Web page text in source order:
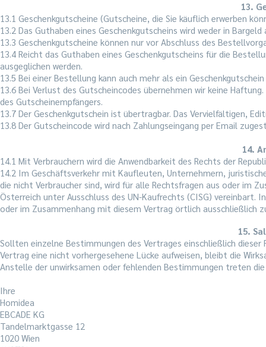
13.
13.1 Geschenkgutscheine (Gutscheine, die Sie käuflich erwerben
13.2 Das Guthaben eines Geschenkgutscheins wird weder in
13.3 Geschenkgutscheine können nur vor Abschluss des
13.4 Reicht das Guthaben eines Geschenkgutscheins für die
ausgeglichen werden.
13.5 Bei einer Bestellung kann auch mehr als ein
13.6 Bei Verlust des Gutscheincodes übernehmen wir keine
des Gutscheinempfängers.
13.7 Der Geschenkgutschein ist übertragbar. Das Vervielfältigen,
13.8 Der Gutscheincode wird nach Zahlungseingang per Email
14.
14.1 Mit Verbrauchern wird die Anwendbarkeit des Rechts der
14.2 Im Geschäftsverkehr mit Kaufleuten, Unternehmern,
die nicht Verbraucher sind, wird für alle Rechtsfragen aus oder im
Österreich unter Ausschluss des UN-Kaufrechts (CISG)
oder im Zusammenhang mit diesem Vertrag örtlich ausschließlich
15.
Sollten einzelne Bestimmungen des Vertrages einschließlich
Vertrag eine nicht vorhergesehene Lücke aufweisen, bleibt die
Anstelle der unwirksamen oder fehlenden Bestimmungen treten
Ihre
Homidea
EBCADE KG
Tandelmarktgasse 12
1020 Wien